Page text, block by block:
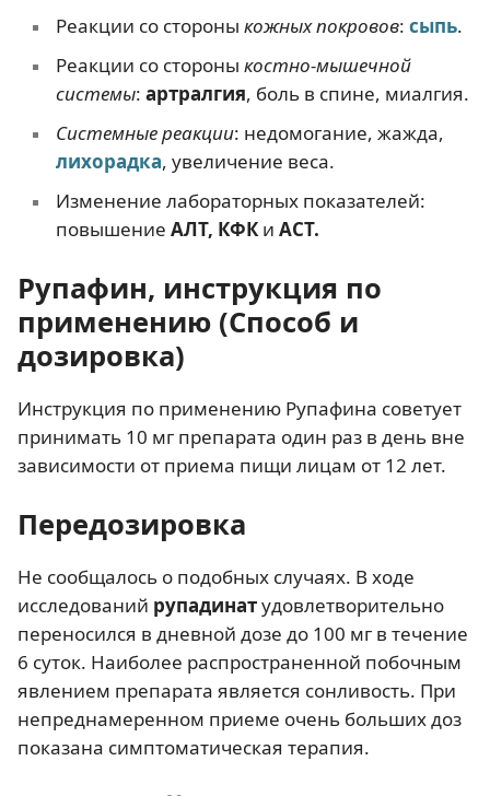
Реакции со стороны кожных покровов: сыпь.
Реакции со стороны костно-мышечной
системы: артралгия, боль в спине, миалгия.
Системные реакции: недомогание, жажда,
лихорадка, увеличение веса.
Изменение лабораторных показателей:
повышение АЛТ, КФКи АСТ.
Рупафин, инструкция по
применению (Способ и
дозировка)
Инструкция по применению Рупафина советует
принимать 10 мг препарата один раз в день вне
зависимости от приема пищи лицам от 12 лет.
Передозировка
Не сообщалось о подобных случаях. В ходе
исследований рупадинатудовлетворительно
переносился в дневной дозе до 100 мг в течение
6 суток. Наиболее распространенной побочным
явлением препарата является сонливость. При
непреднамеренном приеме очень больших доз
показана симптоматическая терапия.